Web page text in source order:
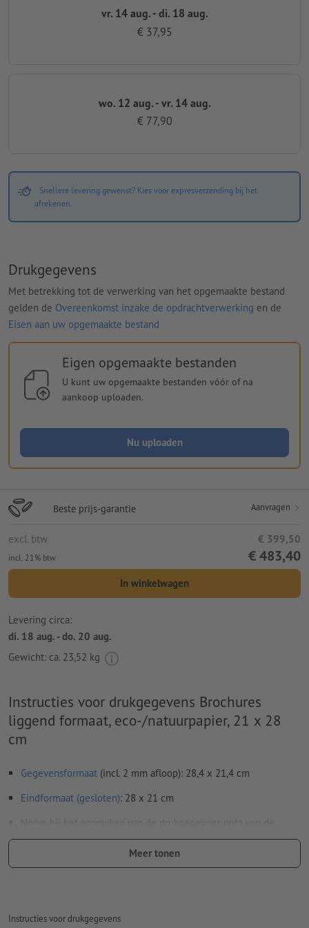
vr. 14 aug. - di. 18 aug.
€ 37,95
wo. 12 aug. - vr. 14 aug.
€ 77,90
Snellere levering gewenst? Kies voor expresverzending bij het
afrekenen.
Drukgegevens
Met betrekking tot de verwerking van het opgemaakte bestand
gelden de Overeenkomst inzake de opdrachtverwerking en de
Eisen aan uw opgemaakte bestand
Eigen opgemaakte bestanden
U kunt uw opgemaakte bestanden vóór of na
aankoop uploaden.
Nu uploaden
Beste prijs-garantie Aanvragen
excl. btw € 399,50
incl. 21% btw € 483,40
In winkelwagen
Levering circa:
di. 18 aug. - do. 20 aug.
Gewicht: ca. 23,52 kg
Instructies voor drukgegevens Brochures
liggend formaat, eco-/natuurpapier, 21 x 28
cm
Gegevensformaat (incl. 2 mm afloop): 28,4 x 21,4 cm
Eindformaat (gesloten): 28 x 21 cm
Neem bij het aanmaken van de drukgegevens nota van de
bijzonderhedenvoor brochures:
het drukvel
Meer tonen
Instructies voor drukgegevens